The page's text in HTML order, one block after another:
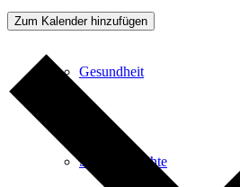
Gesundheit
Stadtgeschichte
Zum Kalender hinzufügen